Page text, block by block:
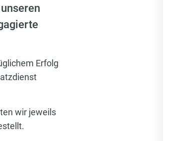
Erfolg
wir jeweils